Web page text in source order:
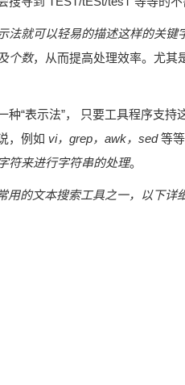
法就可以轻易的描述这样的关键
个数，从而提高处理效率。尤其
种“表示法”， 只要工具程序支
，例如 vi，grep，awk，sed等等
符来进行字符串的处理。
用的文本搜索工具之一，以下详